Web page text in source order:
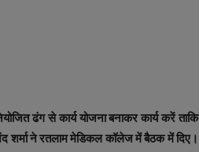
ढंग से कार्य योजना बनाकर कार्य करें ताकि
शर्मा ने रतलाम मेडिकल कॉलेज में बैठक में दिए।